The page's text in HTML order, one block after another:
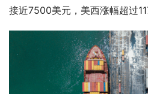
接近7500美元，美西涨幅超过